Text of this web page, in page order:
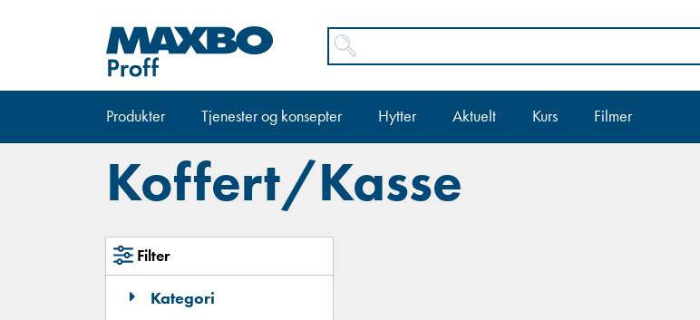
Produkter Tjenester og konsepter Hytter Aktuelt Kurs Filmer
Koffert/Kasse
Filter
Kategori